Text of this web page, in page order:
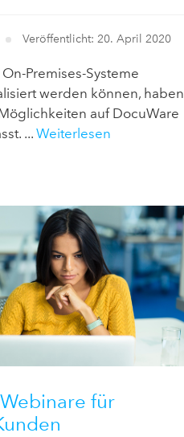
Veröffentlicht: 20. April 2020
Premises-Systeme
werden können, haben
auf DocuWare
...Weiterlesen
für